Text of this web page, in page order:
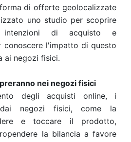
di offerte geolocalizzate
uno studio per scoprire
di acquisto e
conoscere l'impatto di questo
ai negozi fisici.
nei negozi fisici
degli acquisti online, i
negozi fisici, come la
e toccare il prodotto,
la bilancia a favore